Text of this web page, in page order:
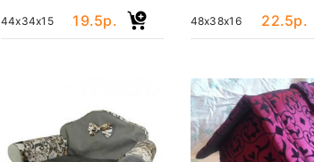
44x34x15 19.5р. 48x38x16 22.5р.